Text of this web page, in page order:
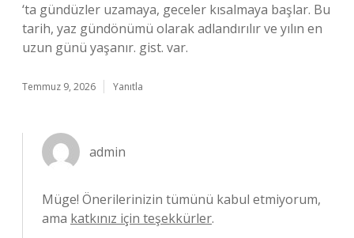
‘ta gündüzler uzamaya, geceler kısalmaya başlar. Bu
tarih, yaz gündönümü olarak adlandırılır ve yılın en
uzun günü yaşanır. gist. var.
Temmuz 9, 2026 Yanıtla
admin
Müge! Önerilerinizin tümünü kabul etmiyorum,
ama katkınız için teşekkürler.